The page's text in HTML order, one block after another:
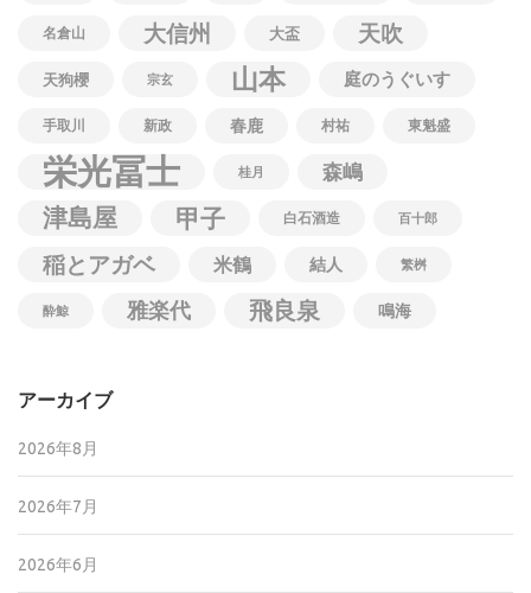
名倉山 大信州 大盃 天吹
天狗櫻 宗玄 山本 庭のうぐいす
手取川 新政 春鹿 村祐 東魁盛
栄光冨士 桂月 森嶋
津島屋 甲子 白石酒造 百十郎
稲とアガベ 米鶴 結人 繁桝
酔鯨 雅楽代 飛良泉 鳴海
アーカイブ
2026年8月
2026年7月
2026年6月